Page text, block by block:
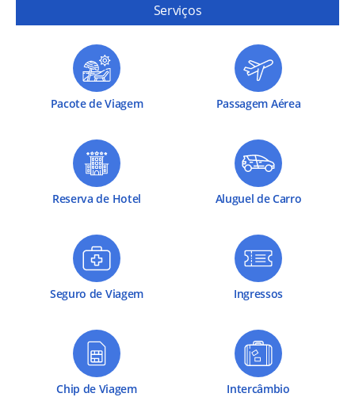
Serviços
Pacote de Viagem Passagem Aérea
Reserva de Hotel Aluguel de Carro
Seguro de Viagem Ingressos
Chip de Viagem Intercâmbio